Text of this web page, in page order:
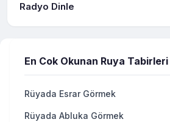
Radyo Dinle
En Cok Okunan Ruya Tabirleri
Rüyada Esrar Görmek
Rüyada Abluka Görmek